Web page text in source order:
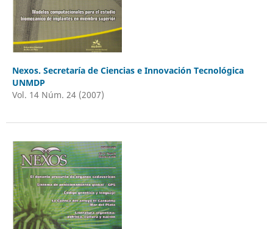
Nexos. Secretaría de Ciencias e Innovación Tecnológica
UNMDP
Vol. 14 Núm. 24 (2007)